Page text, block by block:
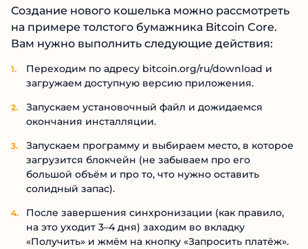
Создание нового кошелька можно рассмотреть
на примере толстого бумажника Bitcoin Core.
Вам нужно выполнить следующие действия:
Переходим по адресу bitcoin.org/ru/download и
загружаем доступную версию приложения.
Запускаем установочный файл и дожидаемся
окончания инсталляции.
Запускаем программу и выбираем место, в которое
загрузится блокчейн (не забываем про его
большой объём и про то, что нужно оставить
солидный запас).
После завершения синхронизации (как правило,
на это уходит 3–4 дня) заходим во вкладку
«Получить» и жмём на кнопку «Запросить платёж».